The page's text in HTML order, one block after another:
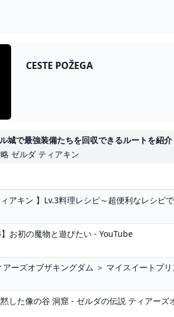
CESTE POŽEGA
城で最強装備たちを回収できるルートを紹
ゼルダ ティアキン
ィアキン 】Lv.3料理レシピ～超便利なレシピ
】お初の魔物と遊びたい - YouTube
ーズオブザキングダム ＞ マイスイートプ
黙した像の谷 洞窟 - ゼルダの伝説 ティアーズ